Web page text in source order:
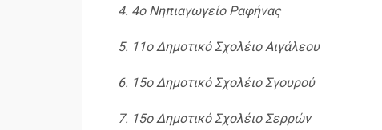
4. 4ο Νηπιαγωγείο Ραφήνας
5. 11ο Δημοτικό Σχολέιο Αιγάλεου
6. 15ο Δημοτικό Σχολέιο Σγουρού
7. 15ο Δημοτικό Σχολέιο Σερρών